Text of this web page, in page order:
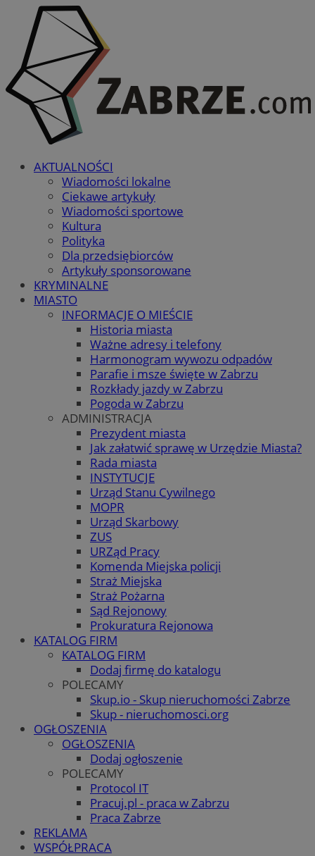
AKTUALNOŚCI
Wiadomości lokalne
Ciekawe artykuły
Wiadomości sportowe
Kultura
Polityka
Dla przedsiębiorców
Artykuły sponsorowane
KRYMINALNE
MIASTO
INFORMACJE O MIEŚCIE
Historia miasta
Ważne adresy i telefony
Harmonogram wywozu odpadów
Parafie i msze święte w Zabrzu
Rozkłady jazdy w Zabrzu
Pogoda w Zabrzu
ADMINISTRACJA
Prezydent miasta
Jak załatwić sprawę w Urzędzie Miasta?
Rada miasta
INSTYTUCJE
Urząd Stanu Cywilnego
MOPR
Urząd Skarbowy
ZUS
URZąd Pracy
Komenda Miejska policji
Straż Miejska
Straż Pożarna
Sąd Rejonowy
Prokuratura Rejonowa
KATALOG FIRM
KATALOG FIRM
Dodaj firmę do katalogu
POLECAMY
Skup.io - Skup nieruchomości Zabrze
Skup - nieruchomosci.org
OGŁOSZENIA
OGŁOSZENIA
Dodaj ogłoszenie
POLECAMY
Protocol IT
Pracuj.pl - praca w Zabrzu
Praca Zabrze
REKLAMA
WSPÓŁPRACA